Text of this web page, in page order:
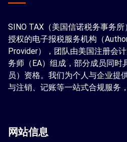
SINO TAX（美国信诺税务事务所
授权的电子报税服务机构（
Provider），团队由美国注册会
务师（EA）组成，部分成员同时
员）资格。我们为个人与企业提
与注销、记账等一站式合规服务
网站信息